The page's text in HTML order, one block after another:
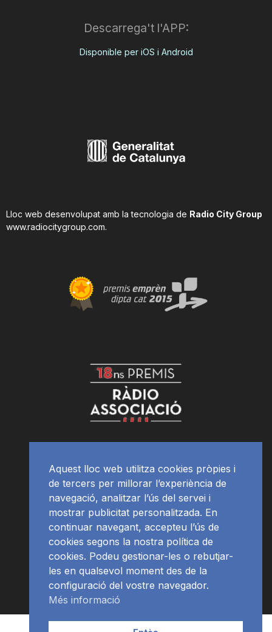
Descarrega't l'APP:
Disponible per iOS i Android
Lloc web desenvolupat amb la tecnologia de Radio City Group
www.radiocitygroup.com.
APP Programació
Aquest lloc web utilitza cookies pròpies i
de tercers per millorar l’experiència de
navegació, analitzar l’ús del servei i
mostrar publicitat personalitzada. En
continuar navegant, accepteu l’ús de
cookies segons la nostra política de
cookies. Podeu gestionar-les o rebutjar-
les en qualsevol moment des de la
configuració del vostre navegador.
Més informació